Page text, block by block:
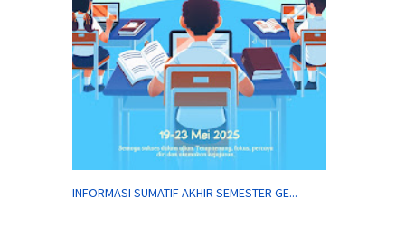
INFORMASI SUMATIF AKHIR SEMESTER GE...